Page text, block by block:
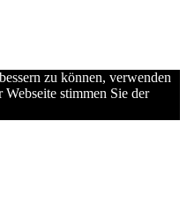
zu können, verwenden
stimmen Sie der